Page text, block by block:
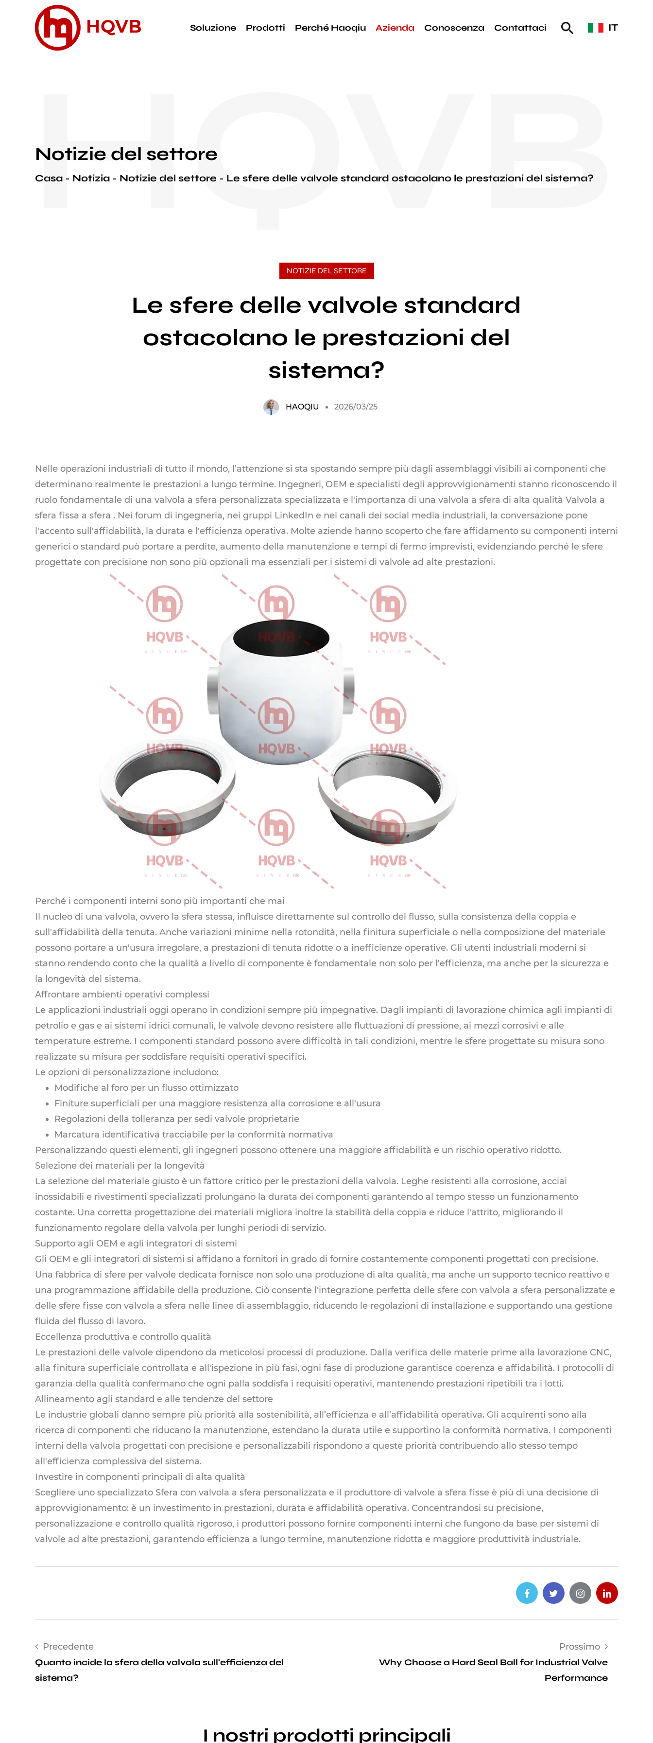
Soluzione Prodotti Perché Haoqiu Azienda Conoscenza Contattaci IT
Notizie del settore
Casa Notizia Notizie del settore Le sfere delle valvole standard ostacolano le prestazioni del sistema?
NOTIZIE DEL SETTORE
Le sfere delle valvole standard
ostacolano le prestazioni del
sistema?
HAOQIU 2026/03/25
Nelle operazioni industriali di tutto il mondo, l’attenzione si sta spostando sempre più dagli assemblaggi visibili ai componenti che
determinano realmente le prestazioni a lungo termine. Ingegneri, OEM e specialisti degli approvvigionamenti stanno riconoscendo il
ruolo fondamentale di una valvola a sfera personalizzata specializzata e l'importanza di una valvola a sfera di alta qualità Valvola a
sfera fissa a sfera . Nei forum di ingegneria, nei gruppi LinkedIn e nei canali dei social media industriali, la conversazione pone
l'accento sull'affidabilità, la durata e l'efficienza operativa. Molte aziende hanno scoperto che fare affidamento su componenti interni
generici o standard può portare a perdite, aumento della manutenzione e tempi di fermo imprevisti, evidenziando perché le sfere
progettate con precisione non sono più opzionali ma essenziali per i sistemi di valvole ad alte prestazioni.
Perché i componenti interni sono più importanti che mai
Il nucleo di una valvola, ovvero la sfera stessa, influisce direttamente sul controllo del flusso, sulla consistenza della coppia e
sull'affidabilità della tenuta. Anche variazioni minime nella rotondità, nella finitura superficiale o nella composizione del materiale
possono portare a un'usura irregolare, a prestazioni di tenuta ridotte o a inefficienze operative. Gli utenti industriali moderni si
stanno rendendo conto che la qualità a livello di componente è fondamentale non solo per l'efficienza, ma anche per la sicurezza e
la longevità del sistema.
Affrontare ambienti operativi complessi
Le applicazioni industriali oggi operano in condizioni sempre più impegnative. Dagli impianti di lavorazione chimica agli impianti di
petrolio e gas e ai sistemi idrici comunali, le valvole devono resistere alle fluttuazioni di pressione, ai mezzi corrosivi e alle
temperature estreme. I componenti standard possono avere difficoltà in tali condizioni, mentre le sfere progettate su misura sono
realizzate su misura per soddisfare requisiti operativi specifici.
Le opzioni di personalizzazione includono:
Modifiche al foro per un flusso ottimizzato
Finiture superficiali per una maggiore resistenza alla corrosione e all'usura
Regolazioni della tolleranza per sedi valvole proprietarie
Marcatura identificativa tracciabile per la conformità normativa
Personalizzando questi elementi, gli ingegneri possono ottenere una maggiore affidabilità e un rischio operativo ridotto.
Selezione dei materiali per la longevità
La selezione del materiale giusto è un fattore critico per le prestazioni della valvola. Leghe resistenti alla corrosione, acciai
inossidabili e rivestimenti specializzati prolungano la durata dei componenti garantendo al tempo stesso un funzionamento
costante. Una corretta progettazione dei materiali migliora inoltre la stabilità della coppia e riduce l'attrito, migliorando il
funzionamento regolare della valvola per lunghi periodi di servizio.
Supporto agli OEM e agli integratori di sistemi
Gli OEM e gli integratori di sistemi si affidano a fornitori in grado di fornire costantemente componenti progettati con precisione.
Una fabbrica di sfere per valvole dedicata fornisce non solo una produzione di alta qualità, ma anche un supporto tecnico reattivo e
una programmazione affidabile della produzione. Ciò consente l'integrazione perfetta delle sfere con valvola a sfera personalizzate e
delle sfere fisse con valvola a sfera nelle linee di assemblaggio, riducendo le regolazioni di installazione e supportando una gestione
fluida del flusso di lavoro.
Eccellenza produttiva e controllo qualità
Le prestazioni delle valvole dipendono da meticolosi processi di produzione. Dalla verifica delle materie prime alla lavorazione CNC,
alla finitura superficiale controllata e all'ispezione in più fasi, ogni fase di produzione garantisce coerenza e affidabilità. I protocolli di
garanzia della qualità confermano che ogni palla soddisfa i requisiti operativi, mantenendo prestazioni ripetibili tra i lotti.
Allineamento agli standard e alle tendenze del settore
Le industrie globali danno sempre più priorità alla sostenibilità, all’efficienza e all’affidabilità operativa. Gli acquirenti sono alla
ricerca di componenti che riducano la manutenzione, estendano la durata utile e supportino la conformità normativa. I componenti
interni della valvola progettati con precisione e personalizzabili rispondono a queste priorità contribuendo allo stesso tempo
all'efficienza complessiva del sistema.
Investire in componenti principali di alta qualità
Scegliere uno specializzato Sfera con valvola a sfera personalizzata e il produttore di valvole a sfera fisse è più di una decisione di
approvvigionamento: è un investimento in prestazioni, durata e affidabilità operativa. Concentrandosi su precisione,
personalizzazione e controllo qualità rigoroso, i produttori possono fornire componenti interni che fungono da base per sistemi di
valvole ad alte prestazioni, garantendo efficienza a lungo termine, manutenzione ridotta e maggiore produttività industriale.
Precedente
Quanto incide la sfera della valvola sull'efficienza del
sistema?
Prossimo
Why Choose a Hard Seal Ball for Industrial Valve
Performance
I nostri prodotti principali